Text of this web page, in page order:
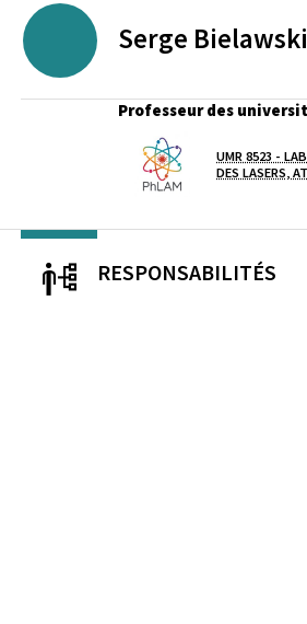
Serge Bielawski
Professeur des
UMR 8523 -
DES LASERS,
RESPONSABILITÉS